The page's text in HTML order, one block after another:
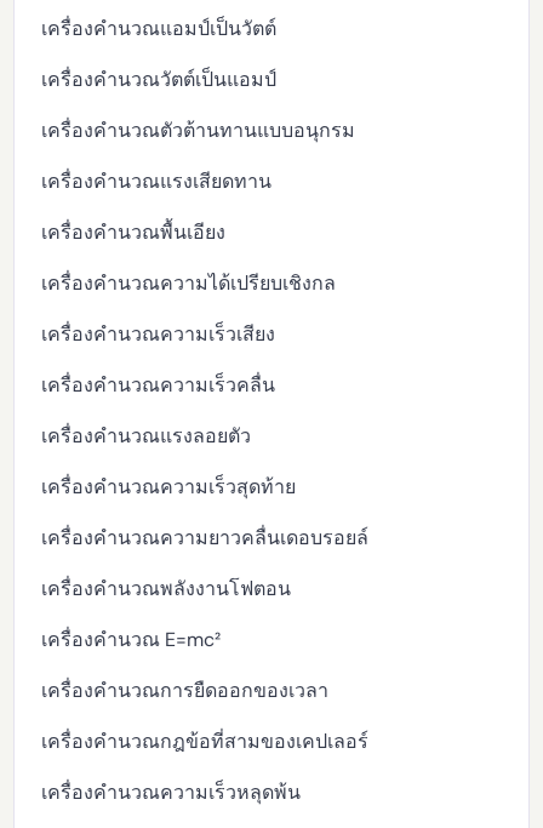
เครื่องคำนวณแอมป์เป็นวัตต์
เครื่องคำนวณวัตต์เป็นแอมป์
เครื่องคำนวณตัวต้านทานแบบอนุกรม
เครื่องคำนวณแรงเสียดทาน
เครื่องคำนวณพื้นเอียง
เครื่องคำนวณความได้เปรียบเชิงกล
เครื่องคำนวณความเร็วเสียง
เครื่องคำนวณความเร็วคลื่น
เครื่องคำนวณแรงลอยตัว
เครื่องคำนวณความเร็วสุดท้าย
เครื่องคำนวณความยาวคลื่นเดอบรอยล์
เครื่องคำนวณพลังงานโฟตอน
เครื่องคำนวณ E=mc²
เครื่องคำนวณการยืดออกของเวลา
เครื่องคำนวณกฎข้อที่สามของเคปเลอร์
เครื่องคำนวณความเร็วหลุดพ้น